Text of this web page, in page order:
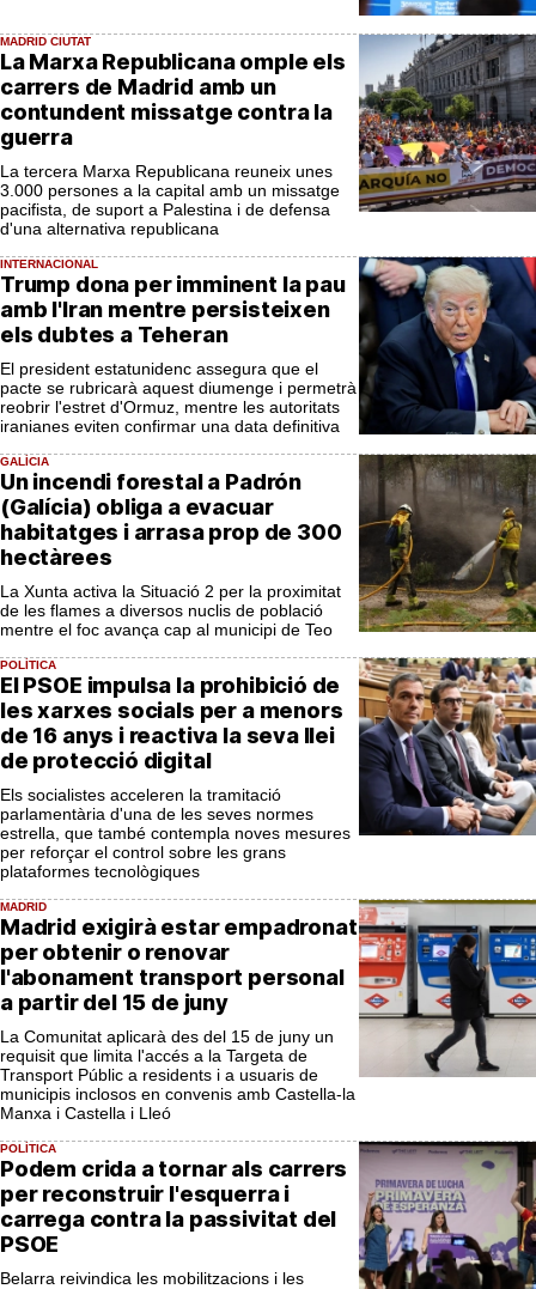
MADRID CIUTAT
La Marxa Republicana omple els
carrers de Madrid amb un
contundent missatge contra la
guerra
La tercera Marxa Republicana reuneix unes
3.000 persones a la capital amb un missatge
pacifista, de suport a Palestina i de defensa
d'una alternativa republicana
INTERNACIONAL
Trump dona per imminent la pau
amb l'Iran mentre persisteixen
els dubtes a Teheran
El president estatunidenc assegura que el
pacte se rubricarà aquest diumenge i permetrà
reobrir l'estret d'Ormuz, mentre les autoritats
iranianes eviten confirmar una data definitiva
GALÍCIA
Un incendi forestal a Padrón
(Galícia) obliga a evacuar
habitatges i arrasa prop de 300
hectàrees
La Xunta activa la Situació 2 per la proximitat
de les flames a diversos nuclis de població
mentre el foc avança cap al municipi de Teo
POLÍTICA
El PSOE impulsa la prohibició de
les xarxes socials per a menors
de 16 anys i reactiva la seva llei
de protecció digital
Els socialistes acceleren la tramitació
parlamentària d'una de les seves normes
estrella, que també contempla noves mesures
per reforçar el control sobre les grans
plataformes tecnològiques
MADRID
Madrid exigirà estar empadronat
per obtenir o renovar
l'abonament transport personal
a partir del 15 de juny
La Comunitat aplicarà des del 15 de juny un
requisit que limita l'accés a la Targeta de
Transport Públic a residents i a usuaris de
municipis inclosos en convenis amb Castella-la
Manxa i Castella i Lleó
POLÍTICA
Podem crida a tornar als carrers
per reconstruir l'esquerra i
carrega contra la passivitat del
PSOE
Belarra reivindica les mobilitzacions i les